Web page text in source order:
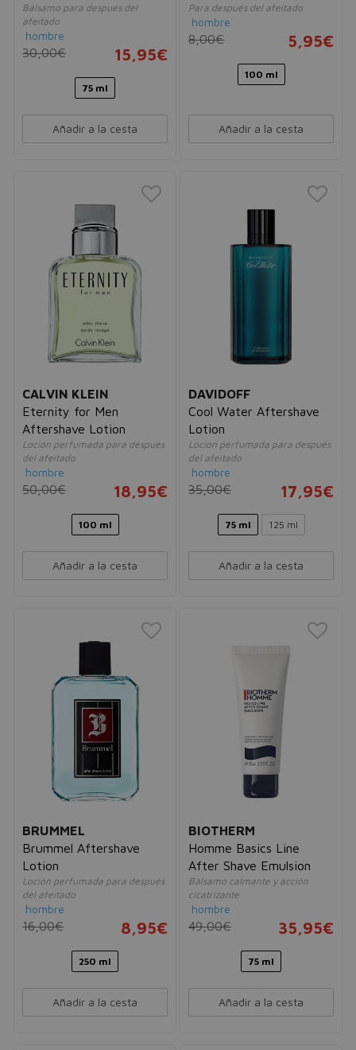
Bálsamo para después del
afeitado
hombre
30,00€ 15,95€
75 ml
Añadir a la cesta
Para después del afeitado
hombre
8,00€ 5,95€
100 ml
Añadir a la cesta
CALVIN KLEIN
Eternity for Men
Aftershave Lotion
Loción perfumada para después
del afeitado
hombre
50,00€ 18,95€
100 ml
Añadir a la cesta
DAVIDOFF
Cool Water Aftershave
Lotion
Loción perfumada para después
del afeitado
hombre
35,00€ 17,95€
75 ml 125 ml
Añadir a la cesta
BRUMMEL
Brummel Aftershave
Lotion
Loción perfumada para después
del afeitado
hombre
16,00€ 8,95€
250 ml
Añadir a la cesta
BIOTHERM
Homme Basics Line
After Shave Emulsion
Bálsamo calmante y acción
cicatrizante
hombre
49,00€ 35,95€
75 ml
Añadir a la cesta